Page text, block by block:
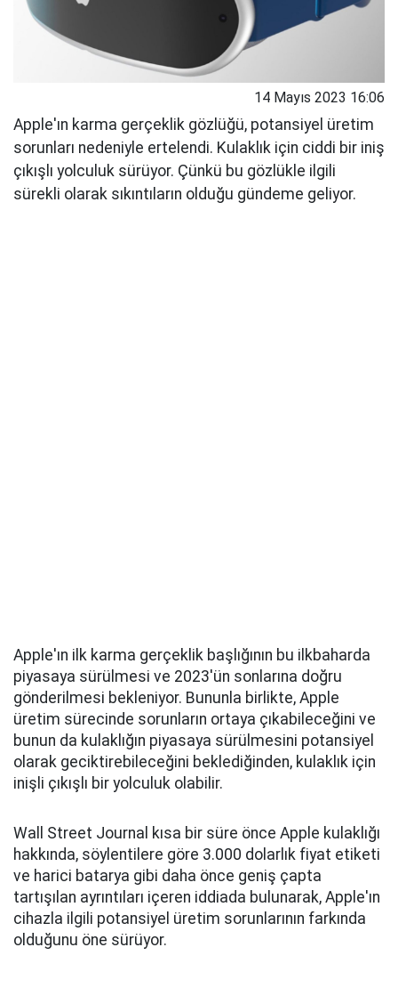
14 Mayıs 2023 16:06
Apple'ın karma gerçeklik gözlüğü, potansiyel üretim
sorunları nedeniyle ertelendi. Kulaklık için ciddi bir iniş
çıkışlı yolculuk sürüyor. Çünkü bu gözlükle ilgili
sürekli olarak sıkıntıların olduğu gündeme geliyor.
Apple'ın ilk karma gerçeklik başlığının bu ilkbaharda
piyasaya sürülmesi ve 2023'ün sonlarına doğru
gönderilmesi bekleniyor. Bununla birlikte, Apple
üretim sürecinde sorunların ortaya çıkabileceğini ve
bunun da kulaklığın piyasaya sürülmesini potansiyel
olarak geciktirebileceğini beklediğinden, kulaklık için
inişli çıkışlı bir yolculuk olabilir.
Wall Street Journal kısa bir süre önce Apple kulaklığı
hakkında, söylentilere göre 3.000 dolarlık fiyat etiketi
ve harici batarya gibi daha önce geniş çapta
tartışılan ayrıntıları içeren iddiada bulunarak, Apple'ın
cihazla ilgili potansiyel üretim sorunlarının farkında
olduğunu öne sürüyor.